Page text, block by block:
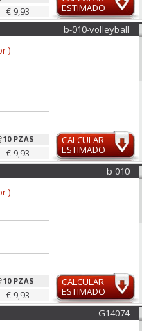
€ 9,93 ESTIMADO
b-010-volleyball
)
10 PZAS
€ 9,93
CALCULAR
ESTIMADO
b-010
)
10 PZAS
€ 9,93
CALCULAR
ESTIMADO
G14074